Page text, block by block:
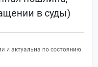
в суды)
и актуальна по состоянию